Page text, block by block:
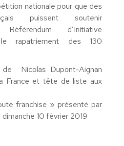
nationale pour que des
puissent soutenir
d’Initiative
rapatriement des 130
de Nicolas Dupont-Aignan
France et tête de liste aux
franchise » présenté par
10 fèvrier 2019